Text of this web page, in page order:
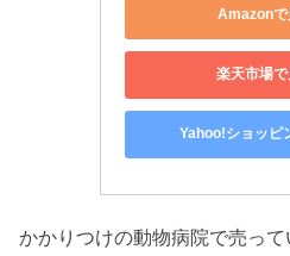
Amazonで
楽天市場で
Yahoo!ショッピ
かかりつけの動物病院で売っ